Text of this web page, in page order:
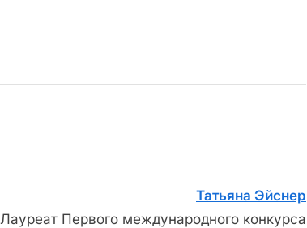
Татьяна Эйснер
Лауреат Первого международного конкурса